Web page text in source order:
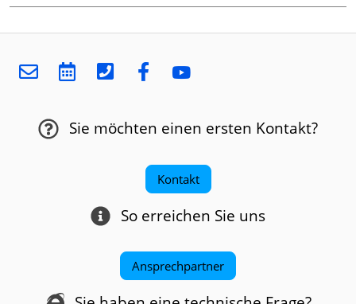
Sie möchten einen ersten Kontakt?
Kontakt
So erreichen Sie uns
Ansprechpartner